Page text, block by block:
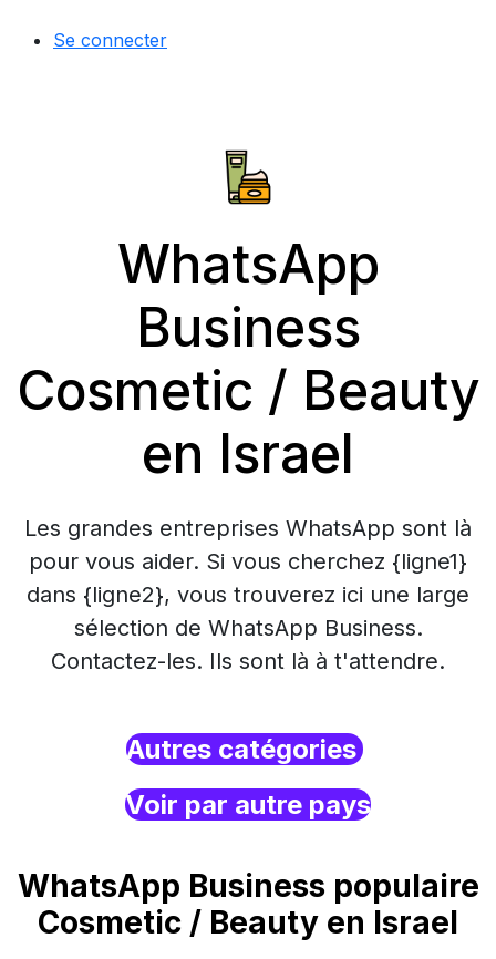
Se connecter
WhatsApp
Business
Cosmetic / Beauty
en Israel
Les grandes entreprises WhatsApp sont là
pour vous aider. Si vous cherchez {ligne1}
dans {ligne2}, vous trouverez ici une large
sélection de WhatsApp Business.
Contactez-les. Ils sont là à t'attendre.
Autres catégories
Voir par autre pays
WhatsApp Business populaire
Cosmetic / Beauty en Israel